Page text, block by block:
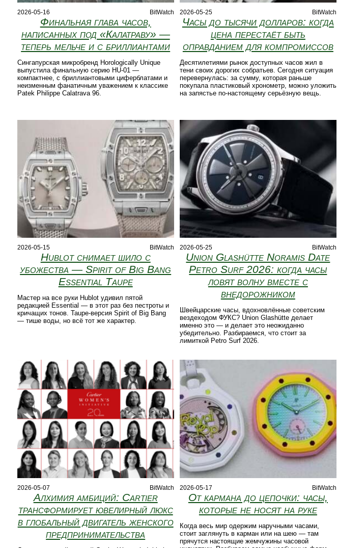
2026-05-16 BitWatch
Финальная глава часов,
написанных под «Калатраву» —
теперь мельче и с бриллиантами
Сингапурская микробренд Horologically Unique
выпустила финальную серию HU-01 —
компактнее, с бриллиантовыми циферблатами и
неизменным фанатичным уважением к классике
Patek Philippe Calatrava 96.
2026-05-25 BitWatch
Часы до тысячи долларов: когда
цена перестаёт быть
оправданием для компромиссов
Десятилетиями рынок доступных часов жил в
тени своих дорогих собратьев. Сегодня ситуация
перевернулась: за сумму, которая раньше
покупала пластиковый хронометр, можно уложить
на запястье по-настоящему серьёзную вещь.
2026-05-15 BitWatch
Hublot снимает шило с
убожества — Spirit of Big Bang
Essential Taupe
Мастер на все руки Hublot удивил пятой
редакцией Essential — в этот раз без пестроты и
кричащих тонов. Taupe-версия Spirit of Big Bang
— тише воды, но всё тот же характер.
2026-05-25 BitWatch
Union Glashütte Noramis Date
Petro Surf 2026: когда часы
ловят волну вместе с
внедорожником
Швейцарские часы, вдохновлённые советским
вездеходом ФУКС? Union Glashütte делает
именно это — и делает это неожиданно
убедительно. Разбираемся, что стоит за
лимиткой Petro Surf 2026.
2026-05-07 BitWatch
Алхимия амбиций: Cartier
трансформирует ювелирный люкс
в глобальный двигатель женского
предпринимательства
2026-05-17 BitWatch
От кармана до цепочки: часы,
которые не носят на руке
Когда весь мир одержим наручными часами,
стоит заглянуть в карман или на шею — там
прячутся настоящие жемчужины часовой